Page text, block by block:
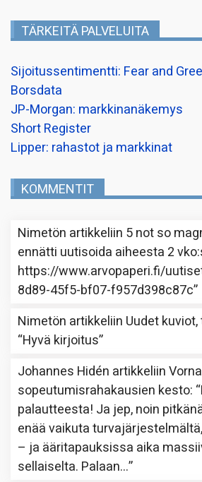
TÄRKEITÄ PALVELUITA
Sijoitussentimentti: Fear and
Borsdata
JP-Morgan: markkinanäkemys
Short Register
Lipper: rahastot ja markkinat
KOMMENTIT
Nimetön artikkeliin 5 not so
ennätti uutisoida aiheesta 2
https://www.arvopaperi.fi/
8d89-45f5-bf07-f957d398c87c”
Nimetön artikkeliin Uudet
“Hyvä kirjoitus”
Johannes Hidén artikkeliin
sopeutumisrahakausien kesto: “
palautteesta! Ja jep, noin
enää vaikuta
– ja ääritapauksissa aika
sellaiselta. Palaan…”